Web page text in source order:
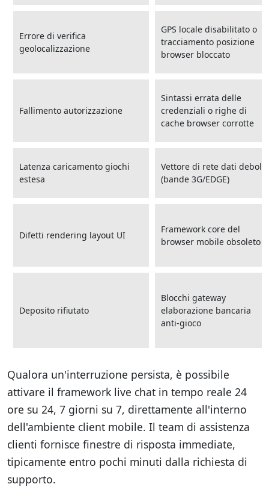
Errore di verifica
geolocalizzazione
GPS locale disabilitato o
tracciamento posizione
browser bloccato
Fallimento autorizzazione
Sintassi errata delle
credenziali o righe di
cache browser corrotte
Latenza caricamento giochi
estesa
Vettore di rete dati debole
(bande 3G/EDGE)
Difetti rendering layout UI
Framework core del
browser mobile obsoleto
Deposito rifiutato
Blocchi gateway
elaborazione bancaria
anti-gioco
Qualora un'interruzione persista, è possibile
attivare il framework live chat in tempo reale 24
ore su 24, 7 giorni su 7, direttamente all'interno
dell'ambiente client mobile. Il team di assistenza
clienti fornisce finestre di risposta immediate,
tipicamente entro pochi minuti dalla richiesta di
supporto.